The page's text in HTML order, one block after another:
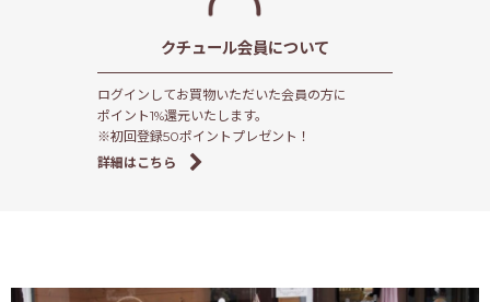
クチュール会員について
ログインしてお買物いただいた会員の方に
ポイント1%還元いたします。
※初回登録50ポイントプレゼント！
詳細はこちら